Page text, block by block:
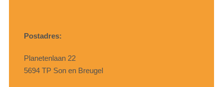
Postadres:
Planetenlaan 22
5694 TP Son en Breugel